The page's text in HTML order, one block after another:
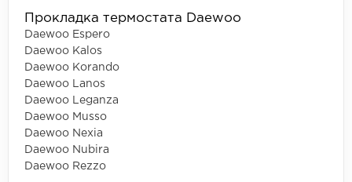
Прокладка термостата Daewoo
Daewoo Espero
Daewoo Kalos
Daewoo Korando
Daewoo Lanos
Daewoo Leganza
Daewoo Musso
Daewoo Nexia
Daewoo Nubira
Daewoo Rezzo